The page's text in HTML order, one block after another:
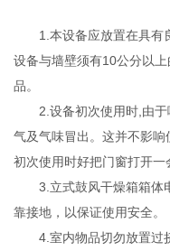
1.本设备应放置在具有良
设备与墙壁须有10公分以
品。
2.设备初次使用时,由于
气及气味冒出。这并不影
初次使用时好把门窗打开一
3.立式鼓风干燥箱箱体
靠接地，以保证使用安全。
4.室内物品切勿放置过